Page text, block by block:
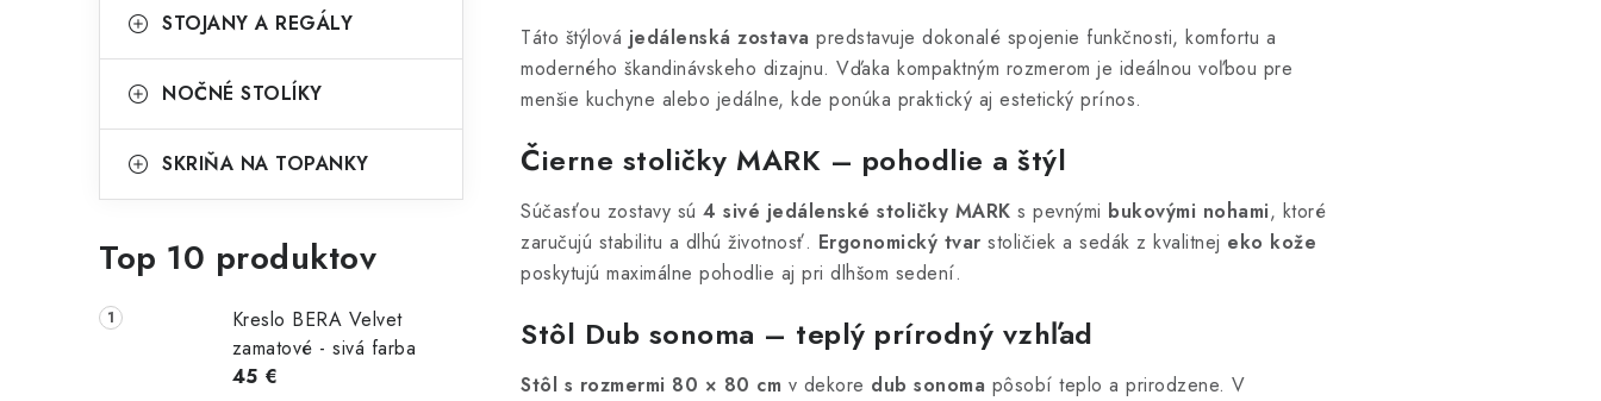
STOJANY A REGÁLY
NOČNÉ STOLÍKY
SKRIŇA NA TOPANKY
Top 10 produktov
Kreslo BERA Velvet
zamatové - sivá farba
45 €
Táto štýlová jedálenská zostava predstavuje dokonalé spojenie funkčnosti, komfortu a
moderného škandinávskeho dizajnu. Vďaka kompaktným rozmerom je ideálnou voľbou pre
menšie kuchyne alebo jedálne, kde ponúka praktický aj estetický prínos.
Čierne stoličky MARK – pohodlie a štýl
Súčasťou zostavy sú 4 sivé jedálenské stoličky MARK s pevnými bukovými nohami, ktoré
zaručujú stabilitu a dlhú životnosť. Ergonomický tvar stoličiek a sedák z kvalitnej eko kože
poskytujú maximálne pohodlie aj pri dlhšom sedení.
Stôl Dub sonoma – teplý prírodný vzhľad
Stôl s rozmermi 80 × 80 cm v dekore dub sonoma pôsobí teplo a prirodzene. V